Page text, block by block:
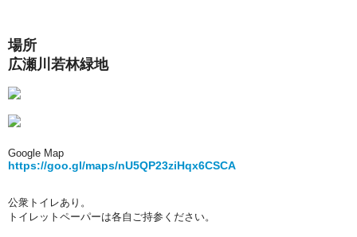
場所
広瀬川若林緑地
Google Map
https://goo.gl/maps/nU5QP23ziHqx6CSCA
公衆トイレあり。
トイレットペーパーは各自ご持参ください。